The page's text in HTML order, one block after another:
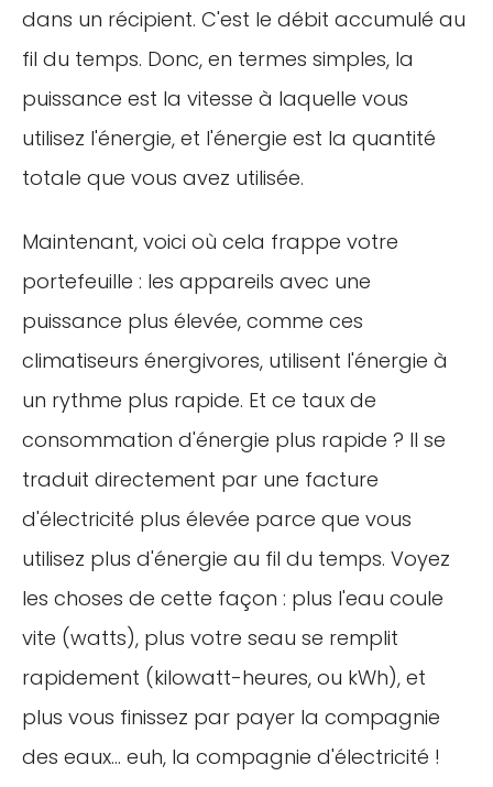
dans un récipient. C'est le débit accumulé au
fil du temps. Donc, en termes simples, la
puissance est la vitesse à laquelle vous
utilisez l'énergie, et l'énergie est la quantité
totale que vous avez utilisée.
Maintenant, voici où cela frappe votre
portefeuille : les appareils avec une
puissance plus élevée, comme ces
climatiseurs énergivores, utilisent l'énergie à
un rythme plus rapide. Et ce taux de
consommation d'énergie plus rapide ? Il se
traduit directement par une facture
d'électricité plus élevée parce que vous
utilisez plus d'énergie au fil du temps. Voyez
les choses de cette façon : plus l'eau coule
vite (watts), plus votre seau se remplit
rapidement (kilowatt-heures, ou kWh), et
plus vous finissez par payer la compagnie
des eaux... euh, la compagnie d'électricité !